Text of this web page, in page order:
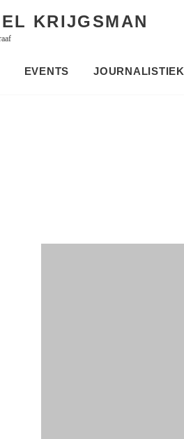
KRIJGSMAN
EVENTS JOURNALISTIEK